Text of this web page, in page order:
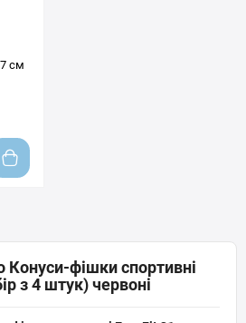
см
Конуси-фішки спортивні
з 4 штук) червоні